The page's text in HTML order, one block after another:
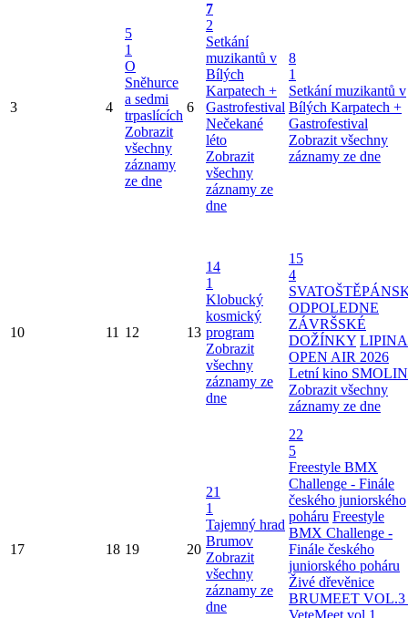
3 4
5
1
O
Sněhurce
a sedmi
trpaslících
Zobrazit
všechny
záznamy
ze dne
6
7
2
Setkání
muzikantů v
Bílých
Karpatech +
Gastrofestival
Nečekané
léto
Zobrazit
všechny
záznamy ze
dne
8
1
Setkání muzikantů v
Bílých Karpatech +
Gastrofestival
Zobrazit všechny
záznamy ze dne
10 11 12 13
14
1
Klobucký
kosmický
program
Zobrazit
všechny
záznamy ze
dne
15
4
ODPOLEDNE
ZÁVRŠSKÉ
DOŽÍNKY LIPINA
OPEN AIR 2026
Letní kino
Zobrazit všechny
záznamy ze dne
17 18 19 20
21
1
Tajemný hrad
Brumov
Zobrazit
všechny
záznamy ze
dne
22
5
Freestyle BMX
Challenge - Finále
českého juniorského
poháru Freestyle
BMX Challenge -
Finále českého
juniorského poháru
Živé dřevěnice
BRUMEET VOL.3